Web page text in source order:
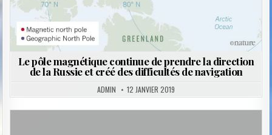
Le pôle magnétique continue de prendre la direction
de la Russie et créé des difficultés de navigation
ADMIN 12 JANVIER 2019